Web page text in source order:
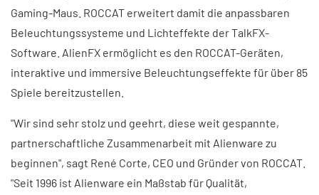
Gaming-Maus. ROCCAT erweitert damit die anpassbaren
Beleuchtungssysteme und Lichteffekte der TalkFX-
Software. AlienFX ermöglicht es den ROCCAT-Geräten,
interaktive und immersive Beleuchtungseffekte für über 85
Spiele bereitzustellen.
"Wir sind sehr stolz und geehrt, diese weit gespannte,
partnerschaftliche Zusammenarbeit mit Alienware zu
beginnen", sagt René Corte, CEO und Gründer von ROCCAT.
"Seit 1996 ist Alienware ein Maßstab für Qualität,